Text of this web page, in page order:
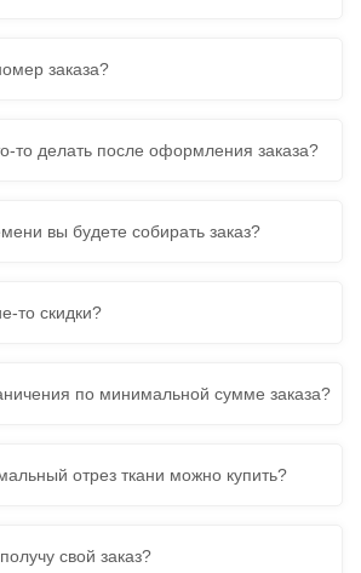
заказа?
то делать после оформления заказа?
вы будете собирать заказ?
то скидки?
по минимальной сумме заказа?
отрез ткани можно купить?
свой заказ?